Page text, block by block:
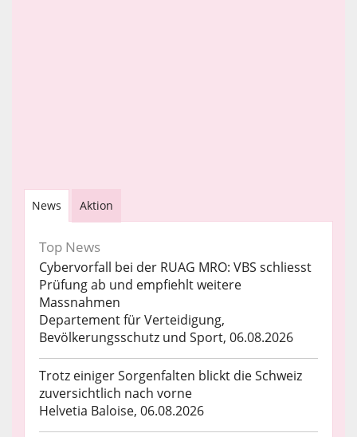
News Aktion
Top News
Cybervorfall bei der RUAG MRO: VBS schliesst
Prüfung ab und empfiehlt weitere
Massnahmen
Departement für Verteidigung,
Bevölkerungsschutz und Sport, 06.08.2026
Trotz einiger Sorgenfalten blickt die Schweiz
zuversichtlich nach vorne
Helvetia Baloise, 06.08.2026